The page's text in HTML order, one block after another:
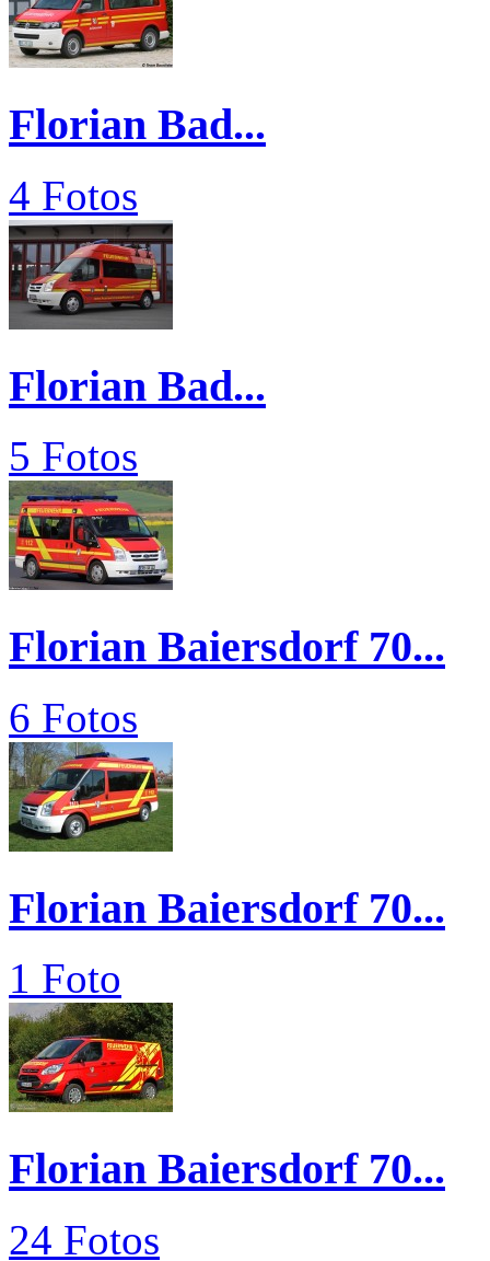
Florian Bad...
4 Fotos
Florian Bad...
5 Fotos
Florian Baiersdorf 70...
6 Fotos
Florian Baiersdorf 70...
1 Foto
Florian Baiersdorf 70...
24 Fotos